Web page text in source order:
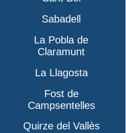
Sabadell
La Pobla de
Claramunt
La Llagosta
Fost de
Campsentelles
Quirze del Vallès